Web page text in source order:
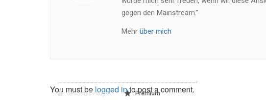
Michael Vaupel Premium
gegen den Mainstream."
Mehr über mich
You must belogged into post a comment.